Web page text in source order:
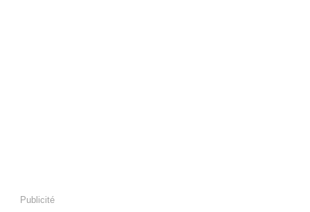
Publicité